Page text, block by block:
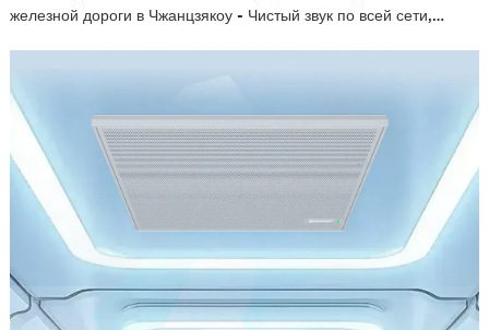
железной дороги в Чжанцзякоу - Чистый звук по всей сети,